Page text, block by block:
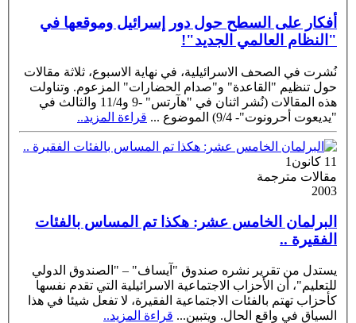
أفكار على السطح حول دور إسرائيل وموقعها في
"النظام العالمي الجديد"!
نُشرت في الصحف الاسرائيلية، في نهاية الاسبوع، ثلاثة مقالات
حول تنظيم "القاعدة" و"صدام الحضارات" المزعوم. وتناولت
هذه المقالات (نُشر اثنان في "هآرتس" -9 و11/4 والثالث في
"يديعوت أحرونوت"- 9/4) الموضوع
... قراءة المزيد..
11 كانون1
مقالات مترجمة
2003
البرلمان الخامس عشر: هكذا تم المساس بالفئات
الفقيرة ..
يستدل من تقرير نشره صندوق "آيساف" – "الصندوق الدولي
للتعليم"، أن الأحزاب الاجتماعية الاسرائيلية التي تقدم نفسها
كأحزاب تهتم بالفئات الاجتماعية الفقيرة، لا تفعل شيئا في هذا
السياق في واقع الحال. ويتبين... قراءة المزيد..